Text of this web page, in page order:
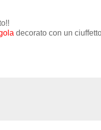
decorato con un